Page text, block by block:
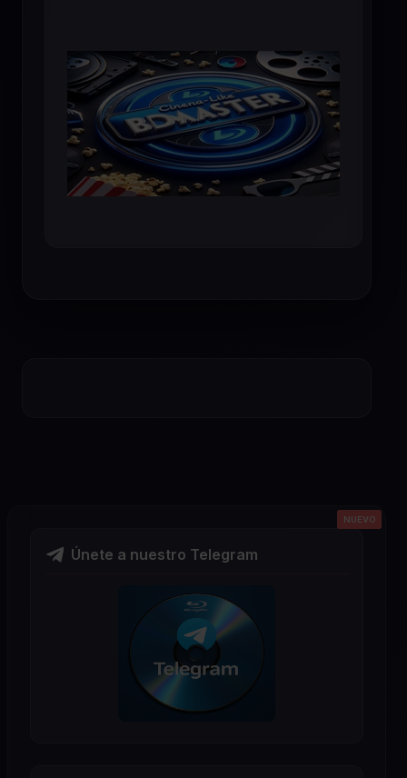
Únete a nuestro Telegram
NUEVO
NUEVO
NUEVO
NUEVO
NUEVO